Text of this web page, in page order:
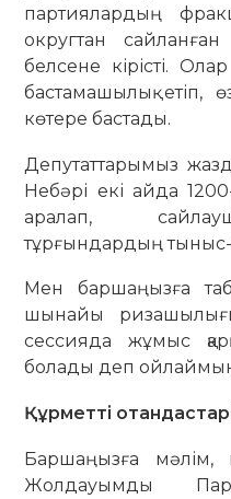
партиялардың
округтан
белсене кірісті.
бастамашылық етіп,
көтере бастады.
Депутаттарымыз
Небәрі екі айда
аралап,
тұрғындардың тыныс-
Мен баршаңызға
шынайы
сессияда жұмыс
болады деп
Құрметті
Баршаңызға мәлім,
Жолдауымды